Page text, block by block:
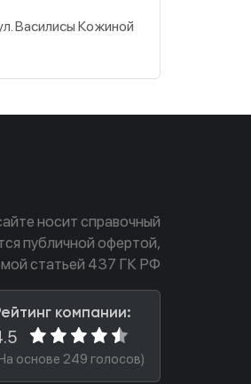
Василисы Кожиной
носит справочный
публичной офертой,
статьей 437 ГК РФ
компании:
основе 249 голосов)